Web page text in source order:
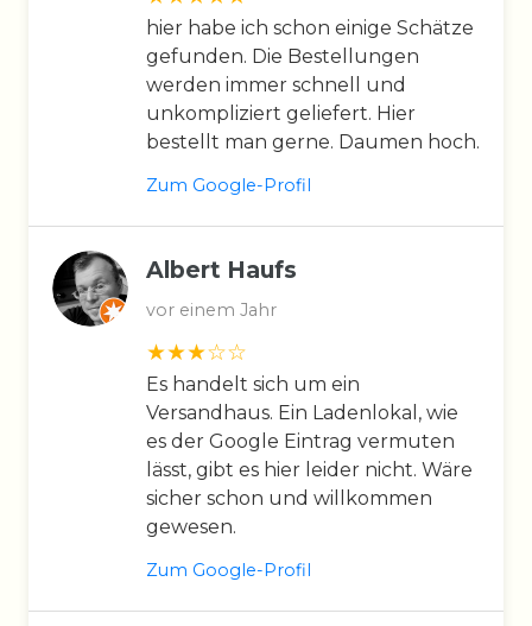
hier habe ich schon einige Schätze
gefunden. Die Bestellungen
werden immer schnell und
unkompliziert geliefert. Hier
bestellt man gerne. Daumen hoch.
Zum Google-Profil
Albert Haufs
vor einem Jahr
Es handelt sich um ein
Versandhaus. Ein Ladenlokal, wie
es der Google Eintrag vermuten
lässt, gibt es hier leider nicht. Wäre
sicher schon und willkommen
gewesen.
Zum Google-Profil